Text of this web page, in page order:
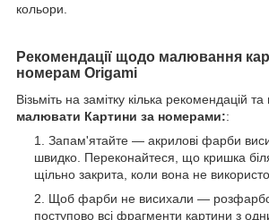
кольори.
Рекомендації щодо малювання
номерам Origami
Візьміть на замітку кілька рекомендацій
малювати Картини за номерами::
Запам'ятайте — акрилові фарби
швидко. Переконайтеся, що кришка
щільно закрита, коли вона не
Щоб фарби не висихали —
поступово всі фрагменти картини з